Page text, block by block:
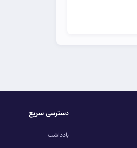
دسترسی سریع
یادداشت